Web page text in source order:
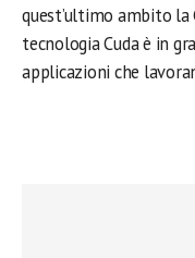
quest’ultimo ambito
tecnologia Cuda è in
applicazioni che